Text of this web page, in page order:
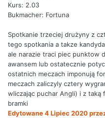
Kurs: 2.03
Bukmacher: Fortuna
Spotkanie trzeciej drużyny z
tego spotkania a takze
ale narazie traci piec punktow
awansem lub ostatecznie
ostatnich meczach imponują
meczach zaliczyly cztery
wliczając puchar Angli) i z
bramki
Edytowane4 Lipiec 2020